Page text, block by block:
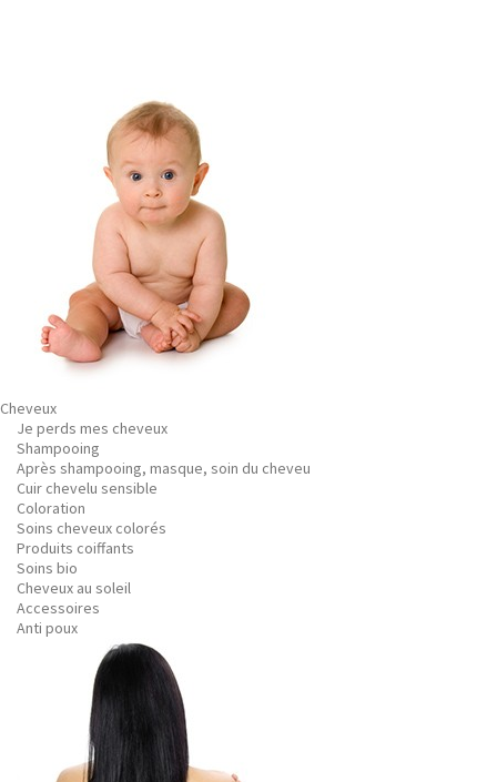
Cheveux
Je perds mes cheveux
Shampooing
Après shampooing, masque, soin du cheveu
Cuir chevelu sensible
Coloration
Soins cheveux colorés
Produits coiffants
Soins bio
Cheveux au soleil
Accessoires
Anti poux